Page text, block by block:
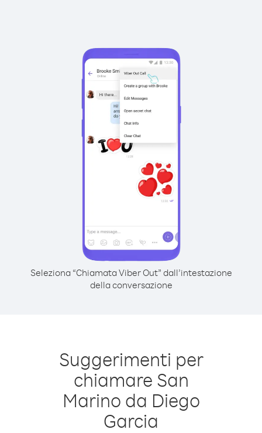
Seleziona “Chiamata Viber Out” dall’intestazione
della conversazione
Suggerimenti per
chiamare San
Marino da Diego
Garcia